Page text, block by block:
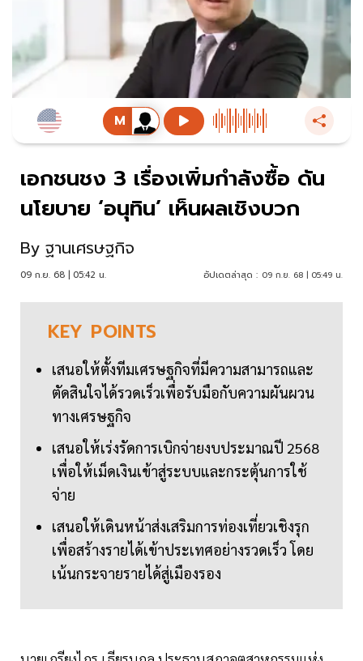
เอกชนชง 3 เรื่องเพิ่มกำลังซื้อ ดัน
นโยบาย ‘อนุทิน’ เห็นผลเชิงบวก
By ฐานเศรษฐกิจ
09 ก.ย. 68 | 05:42 น. อัปเดตล่าสุด : 09 ก.ย. 68 | 05:49 น.
KEY POINTS
เสนอให้ตั้งทีมเศรษฐกิจที่มีความสามารถและ
ตัดสินใจได้รวดเร็วเพื่อรับมือกับความผันผวน
ทางเศรษฐกิจ
เสนอให้เร่งรัดการเบิกจ่ายงบประมาณปี 2568
เพื่อให้เม็ดเงินเข้าสู่ระบบและกระตุ้นการใช้
จ่าย
เสนอให้เดินหน้าส่งเสริมการท่องเที่ยวเชิงรุก
เพื่อสร้างรายได้เข้าประเทศอย่างรวดเร็ว โดย
เน้นกระจายรายได้สู่เมืองรอง